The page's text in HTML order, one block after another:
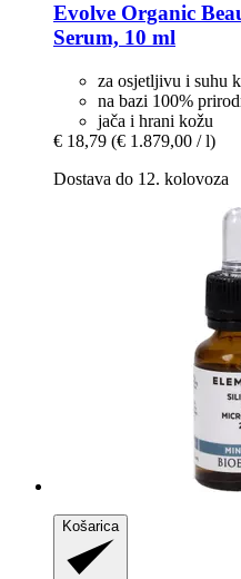
Evolve Organic
Serum, 10 ml
za osjetljivu i suhu
na bazi 100%
jača i hrani kožu
€ 18,79 (€ 1.879,00 / l)
Dostava do 12. kolovoza
Košarica